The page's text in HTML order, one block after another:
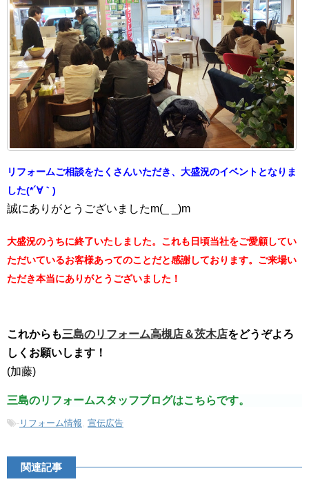
リフォームご相談をたくさんいただき、大盛況のイベントとなりま
した(*´∀｀)
誠にありがとうございましたm(_ _)m
大盛況のうちに終了いたしました。これも日頃当社をご愛顧してい
ただいているお客様あってのことだと感謝しております。ご来場い
ただき本当にありがとうございました！
これからも三島のリフォーム高槻店＆茨木店をどうぞよろ
しくお願いします！
(加藤)
三島のリフォームスタッフブログはこちらです。
- リフォーム情報 宣伝広告
関連記事